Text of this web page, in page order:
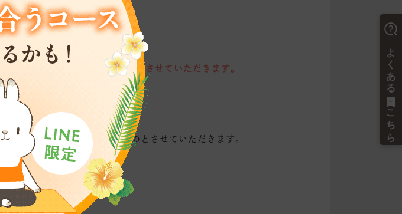
）を引き落とし口座より、振替させていただきます。
ついてご同意いただいたものとさせていただきます。